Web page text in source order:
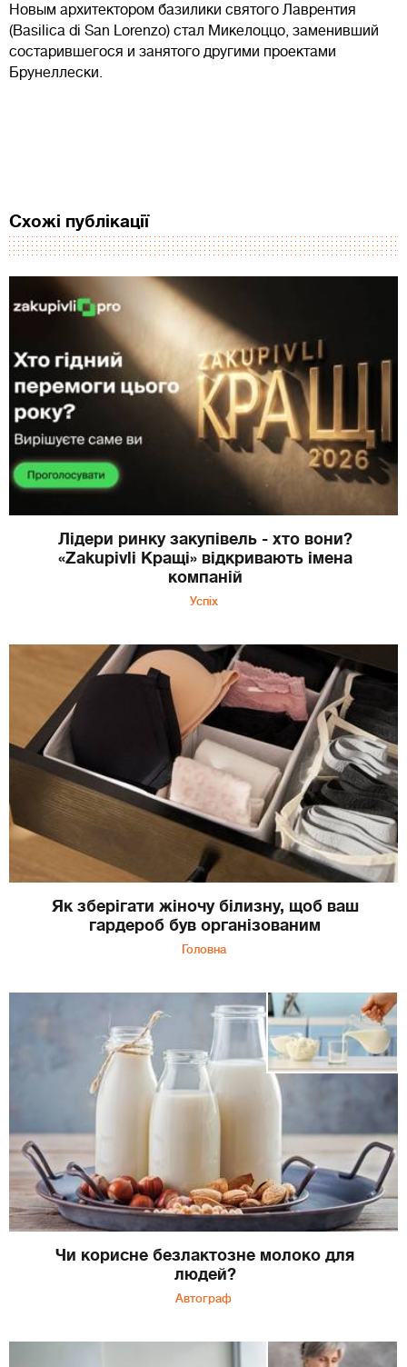
Новым архитектором базилики святого Лаврентия
(Basilica di San Lorenzo) стал Микелоццо, заменивший
состарившегося и занятого другими проектами
Брунеллески.
Схожі публікації
Лідери ринку закупівель - хто вони?
«Zakupivli Кращі» відкривають імена
компаній
Успіх
Як зберігати жіночу білизну, щоб ваш
гардероб був організованим
Головна
Чи корисне безлактозне молоко для
людей?
Автограф